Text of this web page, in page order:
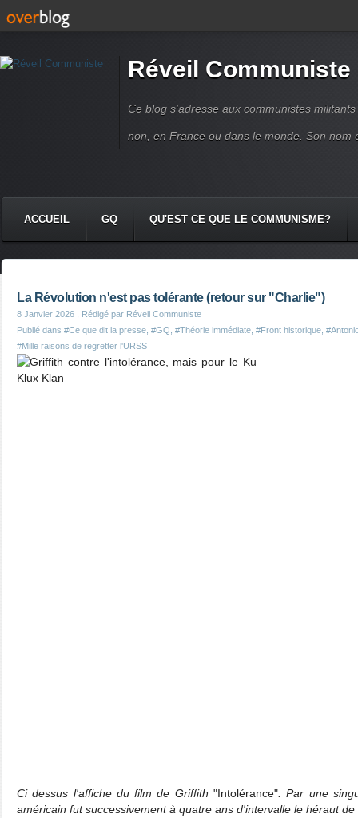
Réveil Communiste
Ce blog s'adresse aux communistes
non, en France ou dans le monde. Son nom
ACCUEIL GQ QU'EST CE QUE LE COMMUNISME?
La Révolution n'est pas tolérante (retour sur "Charlie")
8 Janvier 2026 , Rédigé par Réveil Communiste
Publié dans #Ce que dit la presse #GQ #Théorie immédiate #Front historique
#Mille raisons de regretter l'URSS
Ci dessus l'affiche du film de Griffith "Intolérance" . Par une
américain fut successivement à quatre ans d'intervalle le héraut